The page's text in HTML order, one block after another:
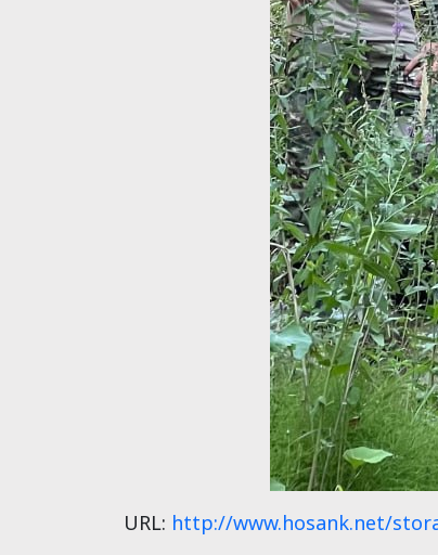
URL: http://www.hosank.net/